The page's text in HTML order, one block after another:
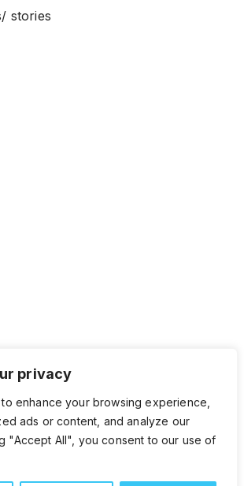
privacy
enhance your browsing experience,
ads or content, and analyze our
"Accept All", you consent to our use of
stories
All Rights Reserved.